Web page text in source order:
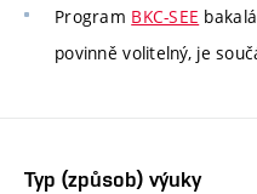
Program BKC-SEE
povinně volitelný, je
Typ (způsob) výuky